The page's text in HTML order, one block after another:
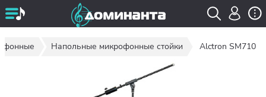
Напольные микрофонные стойки Alctron SM710